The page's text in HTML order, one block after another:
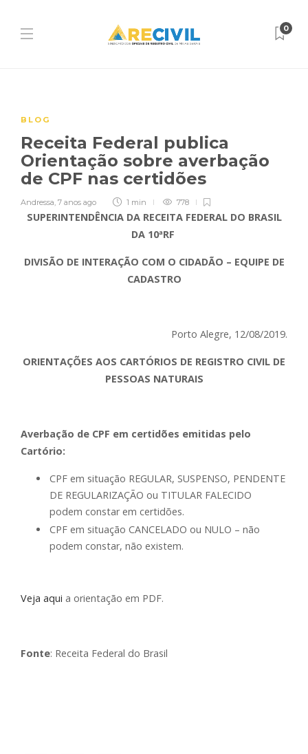
0
BLOG
Receita Federal publica
Orientação sobre averbação
de CPF nas certidões
Andressa, 7 anos ago 1 min 778
SUPERINTENDÊNCIA DA RECEITA FEDERAL DO BRASIL
DA 10ªRF
DIVISÃO DE INTERAÇÃO COM O CIDADÃO – EQUIPE DE
CADASTRO
Porto Alegre, 12/08/2019.
ORIENTAÇÕES AOS CARTÓRIOS DE REGISTRO CIVIL DE
PESSOAS NATURAIS
Averbação de CPF em certidões emitidas pelo
Cartório:
CPF em situação REGULAR, SUSPENSO, PENDENTE
DE REGULARIZAÇÃO ou TITULAR FALECIDO
podem constar em certidões.
CPF em situação CANCELADO ou NULO – não
podem constar, não existem.
Veja aqui a orientação em PDF.
Fonte: Receita Federal do Brasil